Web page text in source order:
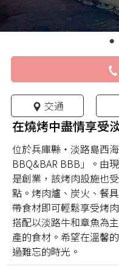
交通
在燒烤中盡情享受
位於兵庫縣・淡路島西
BBQ&BAR BBB」。由
是創業，該烤肉設施也
點。烤肉爐、炭火、餐
帶食材即可輕鬆享受烤
搭配以淡路牛和章魚為
產的食材。希望在溫馨
過難忘的時光。